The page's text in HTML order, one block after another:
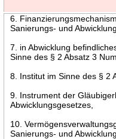
6.
Sanierungs- und
7. in Abwicklung
Sinne des § 2 Absatz 3
8. Institut im Sinne des § 2
9. Instrument der
Abwicklungsgesetzes,
10.
Sanierungs- und